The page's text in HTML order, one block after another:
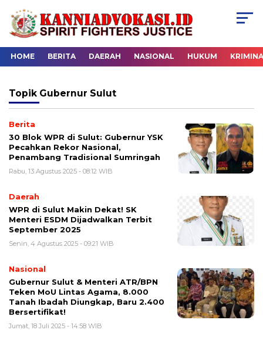
HOME BERITA DAERAH NASIONAL HUKUM
Topik Gubernur Sulut
Berita
30 Blok WPR di Sulut: Gubernur YSK
Pecahkan Rekor Nasional,
Penambang Tradisional Sumringah
Rabu, 13 Agustus 2025 - 08:12 WIB
Daerah
WPR di Sulut Makin Dekat! SK
Menteri ESDM Dijadwalkan Terbit
September 2025
Senin, 4 Agustus 2025 - 09:21 WIB
Nasional
Gubernur Sulut & Menteri ATR/BPN
Teken MoU Lintas Agama, 8.000
Tanah Ibadah Diungkap, Baru 2.400
Bersertifikat!
Jumat, 18 Juli 2025 - 14:58 WIB